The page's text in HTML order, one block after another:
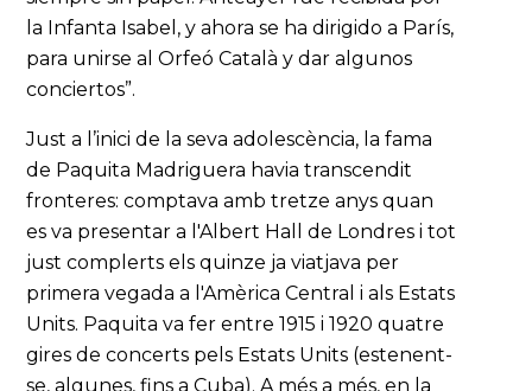
la Infanta Isabel, y ahora se ha dirigido a París,
para unirse al Orfeó Català y dar algunos
conciertos”.
Just a l’inici de la seva adolescència, la fama
de Paquita Madriguera havia transcendit
fronteres: comptava amb tretze anys quan
es va presentar a l'Albert Hall de Londres i tot
just complerts els quinze ja viatjava per
primera vegada a l'Amèrica Central i als Estats
Units. Paquita va fer entre 1915 i 1920 quatre
gires de concerts pels Estats Units (estenent-
se, algunes, fins a Cuba). A més a més, en la